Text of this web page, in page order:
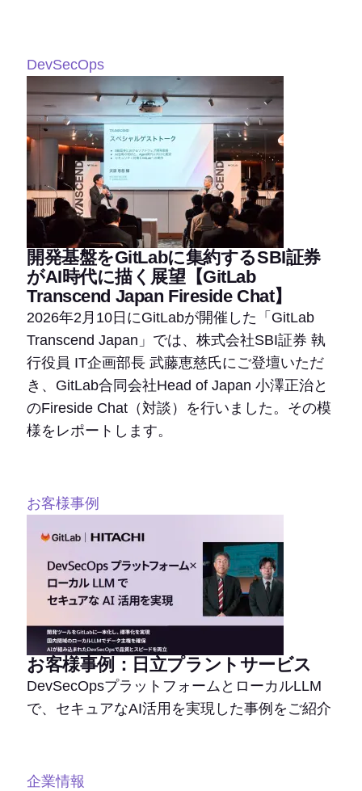
DevSecOps
開発基盤をGitLabに集約するSBI証券
がAI時代に描く展望【GitLab
Transcend Japan Fireside Chat】
2026年2月10日にGitLabが開催した「GitLab
Transcend Japan」では、株式会社SBI証券 執
行役員 IT企画部長 武藤恵慈氏にご登壇いただ
き、GitLab合同会社Head of Japan 小澤正治と
のFireside Chat（対談）を行いました。その模
様をレポートします。
お客様事例
お客様事例：日立プラントサービス
DevSecOpsプラットフォームとローカルLLM
で、セキュアなAI活用を実現した事例をご紹介
企業情報